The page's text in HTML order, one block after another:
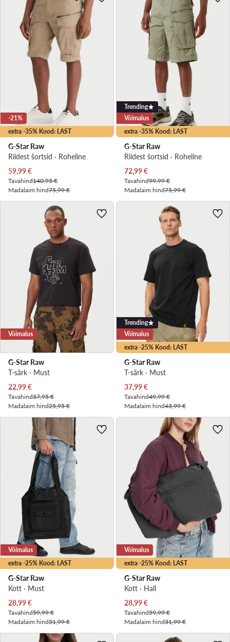
extra -35% Kood: LAST
-21%
G-Star Raw
Riidest šortsid · Roheline
Praegune hind
59,99€
Tavahind140,95 €
Madalaim hind75,99 €
extra -35% Kood: LAST
Trending
Võimalus
G-Star Raw
Riidest šortsid · Roheline
Praegune hind
72,99€
Tavahind99,99 €
Madalaim hind75,99 €
Võimalus
G-Star Raw
T-särk · Must
Praegune hind
22,99€
Tavahind37,95 €
Madalaim hind25,95 €
extra -25% Kood: LAST
Trending
Võimalus
G-Star Raw
T-särk · Must
Praegune hind
37,99€
Tavahind49,99 €
Madalaim hind43,99 €
extra -25% Kood: LAST
Võimalus
G-Star Raw
Kott · Must
Praegune hind
28,99€
Tavahind59,99 €
Madalaim hind31,99 €
extra -25% Kood: LAST
Võimalus
G-Star Raw
Kott · Hall
Praegune hind
28,99€
Tavahind59,99 €
Madalaim hind31,99 €